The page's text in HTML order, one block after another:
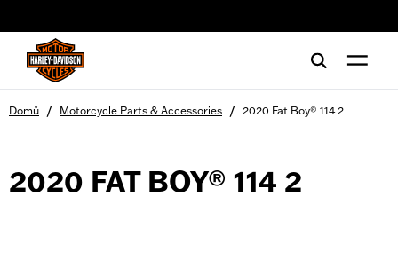
Domů / Motorcycle Parts & Accessories / 2020 Fat Boy® 114 2
2020 FAT BOY® 114 2